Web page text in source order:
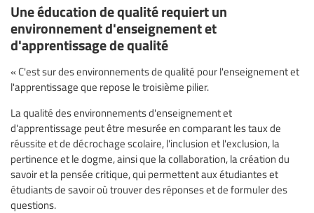
Une éducation de qualité requiert un
environnement d'enseignement et
d'apprentissage de qualité
« C'est sur des environnements de qualité pour l'enseignement et
l'apprentissage que repose le troisième pilier.
La qualité des environnements d'enseignement et
d'apprentissage peut être mesurée en comparant les taux de
réussite et de décrochage scolaire, l'inclusion et l'exclusion, la
pertinence et le dogme, ainsi que la collaboration, la création du
savoir et la pensée critique, qui permettent aux étudiantes et
étudiants de savoir où trouver des réponses et de formuler des
questions.